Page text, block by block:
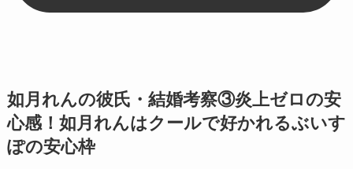
如月れんの彼氏・結婚考察③炎上ゼロの安
心感！如月れんはクールで好かれるぶいす
ぽの安心枠